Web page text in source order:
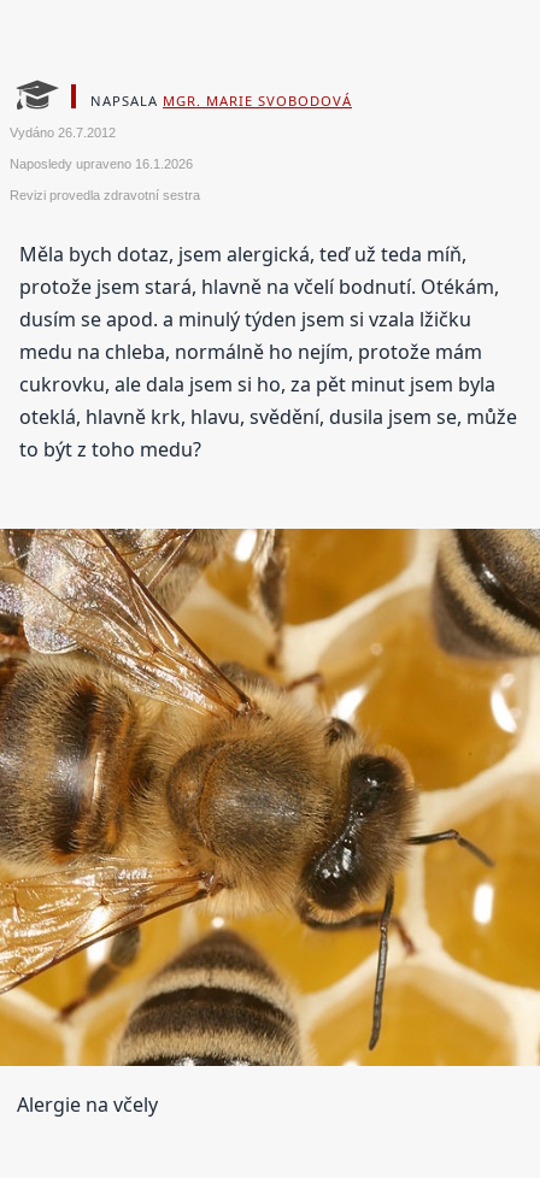
NAPSALA MGR. MARIE SVOBODOVÁ
Vydáno 26.7.2012
Naposledy upraveno 16.1.2026
Revizi provedla zdravotní sestra
Měla bych dotaz, jsem alergická, teď už teda míň,
protože jsem stará, hlavně na včelí bodnutí. Otékám,
dusím se apod. a minulý týden jsem si vzala lžičku
medu na chleba, normálně ho nejím, protože mám
cukrovku, ale dala jsem si ho, za pět minut jsem byla
oteklá, hlavně krk, hlavu, svědění, dusila jsem se, může
to být z toho medu?
Alergie na včely